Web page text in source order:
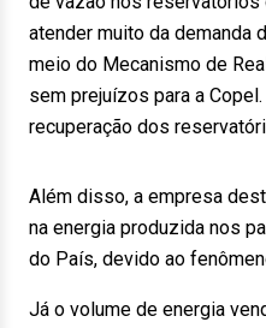
atender muito da demanda
meio do Mecanismo de
sem prejuízos para a
recuperação dos
Além disso, a empresa
na energia produzida nos
do País, devido ao
Já o volume de energia